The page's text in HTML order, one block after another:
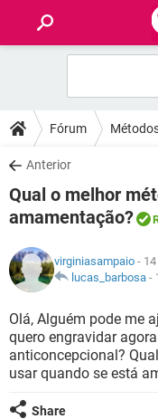
FÓRUM
SAÚDE
FAMÍLIA
NUTRIÇÃO
SEXUALIDADE
Fórum
Anterior
Qual o melhor
amamentação?
virginiasampaio -
lucas_barbosa -
Olá, Alguém pode me
quero engravidar
anticoncepcional?
usar quando se está
Share